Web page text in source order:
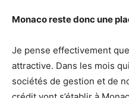
Monaco reste donc une
Je pense effectivement
attractive. Dans les mois
sociétés de gestion et de